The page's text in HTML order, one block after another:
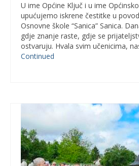
U ime Općine Ključ i u ime
upućujemo iskrene čestitke u
Osnovne škole “Sanica” Sanica.
gdje znanje raste, gdje se
ostvaruju. Hvala svim učenicima,
Continued